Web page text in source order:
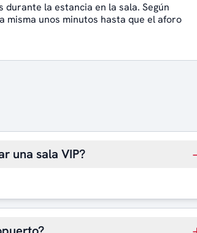
la estancia en la sala. Según
misma unos minutos hasta que el aforo
una sala VIP?